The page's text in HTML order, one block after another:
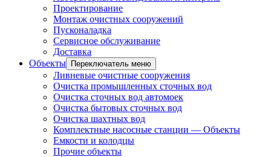
Проектирование
Монтаж очистных сооружений
Пусконаладка
Сервисное обслуживание
Доставка
Объекты
Переключатель меню
Ливневые очистные сооружения
Очистка промышленных сточных вод
Очистка сточных вод автомоек
Очистка бытовых сточных вод
Очистка шахтных вод
Комплектные насосные станции — Объекты
Емкости и колодцы
Прочие объекты